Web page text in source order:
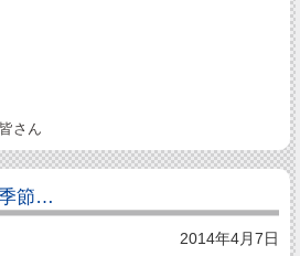
さん
季節…
2014年4月7日